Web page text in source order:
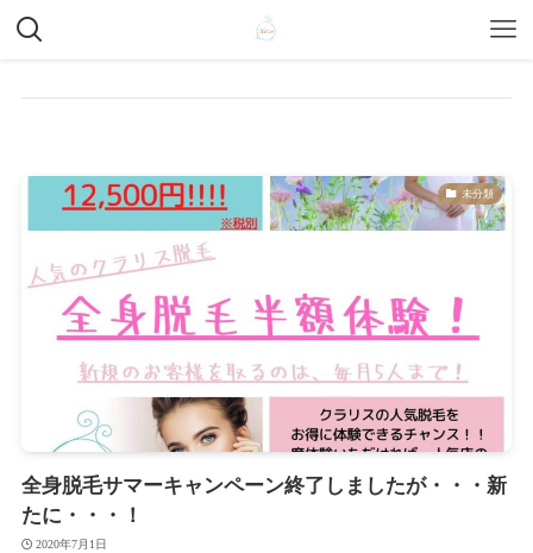
未分類
全身脱毛サマーキャンペーン終了しましたが・・・新
たに・・・！
2020年7月1日